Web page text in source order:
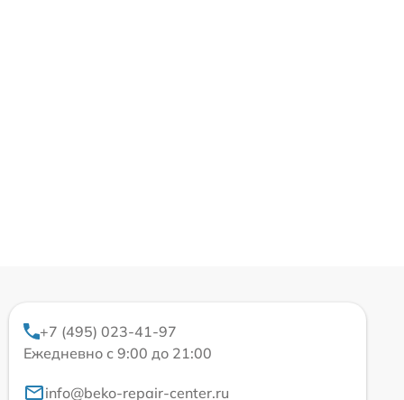
+7 (495) 023-41-97
Ежедневно с 9:00 до 21:00
info@beko-repair-center.ru